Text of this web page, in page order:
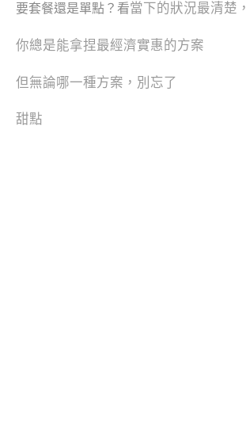
要套餐還是單點？看當下的狀況最清楚，
你總是能拿捏最經濟實惠的方案
但無論哪一種方案，別忘了
甜點